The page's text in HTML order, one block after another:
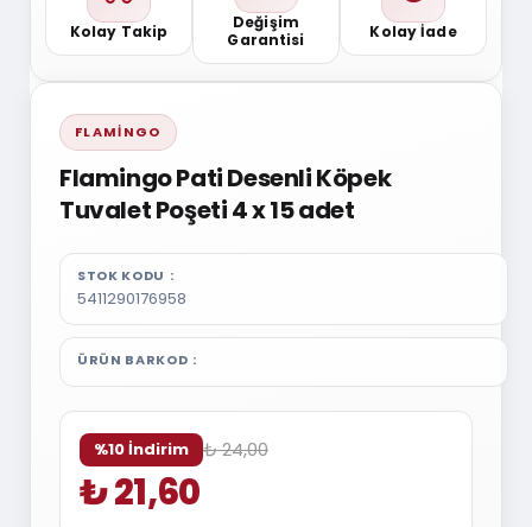
Kolay Takip
Değişim
Garantisi
Kolay İade
FLAMINGO
Flamingo Pati Desenli Köpek
Tuvalet Poşeti 4 x 15 adet
STOK KODU
5411290176958
ÜRÜN BARKOD
%10 İndirim ₺ 24,00
₺ 21,60